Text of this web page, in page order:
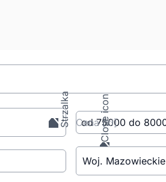
Cena[zł]
Woj. Mazowieckie